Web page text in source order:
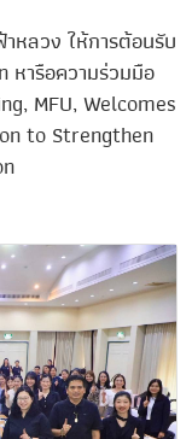
หลวง ให้การต้อนรับ
หารือความร่วมมือ
MFU, Welcomes
to Strengthen